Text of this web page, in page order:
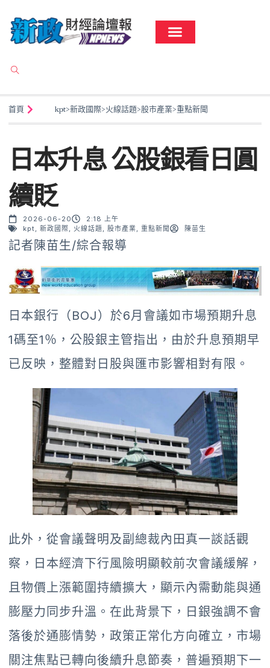
首頁 kpt>新政國際>火線話題>股市產業>重點新聞
日本升息 公股銀看日圓
續貶
2026-06-20
2:18 上午
kpt
新政國際 火線話題 股市產業 重點新聞 陳苗生
記者陳苗生/綜合報導
日本銀行（BOJ）於6月會議如市場預期升息
1碼至1％，公股銀主管指出，由於升息預期早
已反映，整體對日股與匯市影響相對有限。
此外，從會議聲明及副總裁內田真一談話觀
察，日本經濟下行風險明顯較前次會議緩解，
且物價上漲範圍持續擴大，顯示內需動能與通
膨壓力同步升溫。在此背景下，日銀強調不會
落後於通膨情勢，政策正常化方向確立，市場
關注焦點已轉向後續升息節奏，普遍預期下一